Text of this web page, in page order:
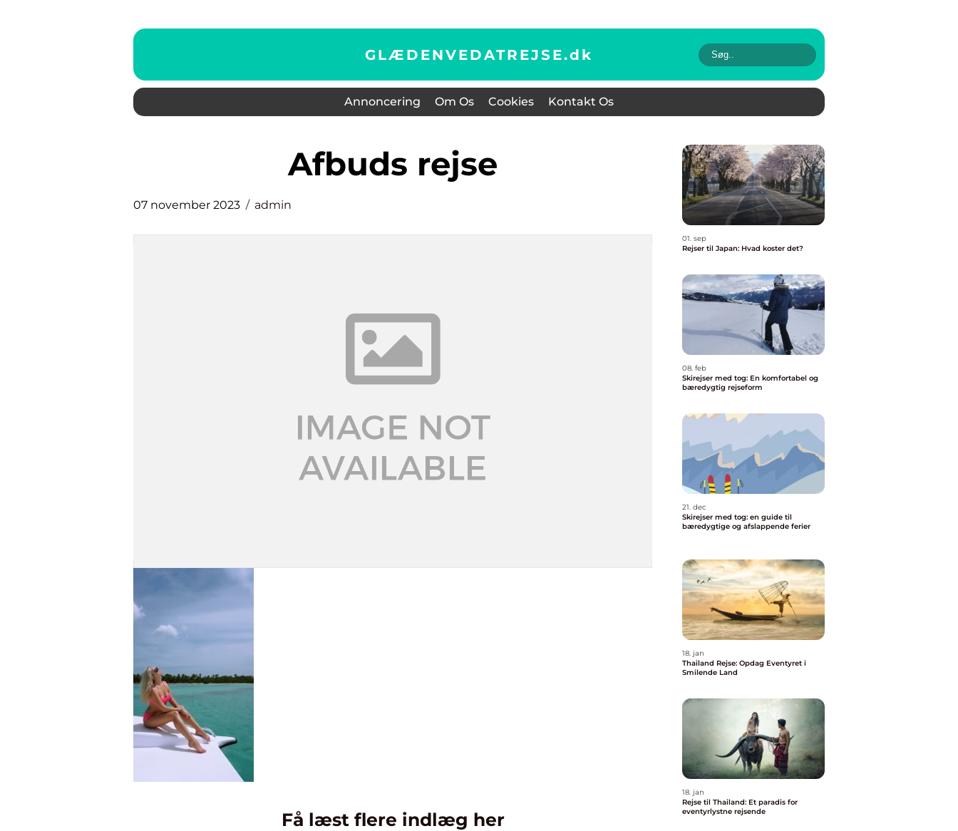
GLÆDENVEDATREJSE.dk
Annoncering Om Os Cookies Kontakt Os
afbuds rejse
07 november 2023 admin
Få læst flere indlæg her
01. sep
Rejser til Japan: Hvad koster det?
08. feb
Skirejser med tog: En komfortabel og
bæredygtig rejseform
21. dec
Skirejser med tog: en guide til
bæredygtige og afslappende ferier
18. jan
Thailand Rejse: Opdag Eventyret i
Smilende Land
18. jan
Rejse til Thailand: Et paradis for
eventyrlystne rejsende